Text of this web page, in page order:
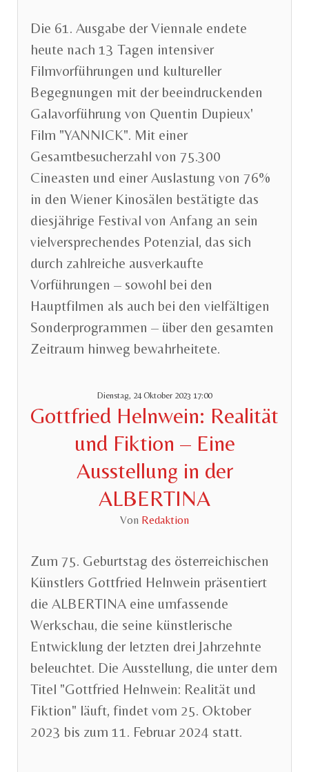
Die 61. Ausgabe der Viennale endete
heute nach 13 Tagen intensiver
Filmvorführungen und kultureller
Begegnungen mit der beeindruckenden
Galavorführung von Quentin Dupieux'
Film "YANNICK". Mit einer
Gesamtbesucherzahl von 75.300
Cineasten und einer Auslastung von 76%
in den Wiener Kinosälen bestätigte das
diesjährige Festival von Anfang an sein
vielversprechendes Potenzial, das sich
durch zahlreiche ausverkaufte
Vorführungen – sowohl bei den
Hauptfilmen als auch bei den vielfältigen
Sonderprogrammen – über den gesamten
Zeitraum hinweg bewahrheitete.
Dienstag, 24 Oktober 2023 17:00
Gottfried Helnwein: Realität
und Fiktion – Eine
Ausstellung in der
ALBERTINA
Von Redaktion
Zum 75. Geburtstag des österreichischen
Künstlers Gottfried Helnwein präsentiert
die ALBERTINA eine umfassende
Werkschau, die seine künstlerische
Entwicklung der letzten drei Jahrzehnte
beleuchtet. Die Ausstellung, die unter dem
Titel "Gottfried Helnwein: Realität und
Fiktion" läuft, findet vom 25. Oktober
2023 bis zum 11. Februar 2024 statt.